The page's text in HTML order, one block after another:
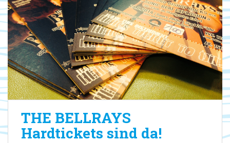
THE BELLRAYS
Hardtickets sind da!